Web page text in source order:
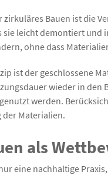
zirkuläres Bauen ist die
leicht demontiert und
ohne dass
ist der geschlossene
wieder in
werden.
Materialien.
als
eine nachhaltige